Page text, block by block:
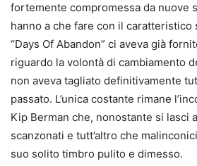
fortemente compromessa da nuove
hanno a che fare con il caratteristico
“Days Of Abandon” ci aveva già
riguardo la volontà di cambiamento
non aveva tagliato definitivamente
passato. L’unica costante rimane
Kip Berman che, nonostante si lasci
scanzonati e tutt’altro che
suo solito timbro pulito e dimesso.